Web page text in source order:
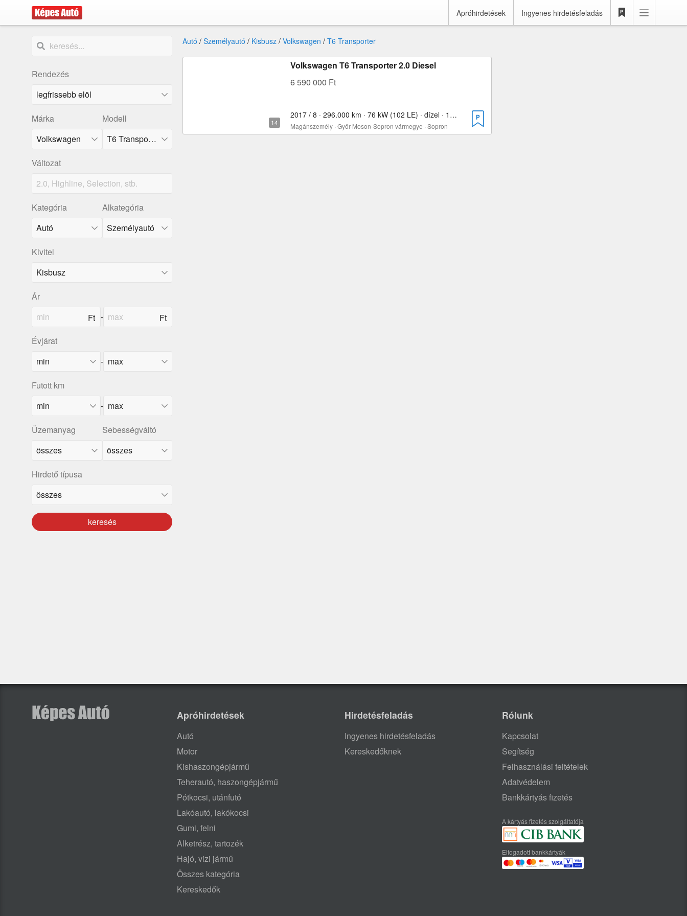
Apróhirdetések Ingyenes hirdetésfeladás
Rendezés
Márka
Volkswagen
Modell
T6 Transporter
Változat
Kategória Alkategória
Kivitel
Ár
-
Évjárat
-
Futott km
-
Üzemanyag Sebességváltó
Hirdető típusa
keresés
Autó / Személyautó / Kisbusz / Volkswagen / T6 Transporter
Volkswagen T6 Transporter 2.0 Diesel
6 590 000 Ft
2017 / 8 · 296.000 km · 76 kW (102 LE) · dízel · 1968 cm³
Magánszemély · Győr-Moson-Sopron vármegye · Sopron
Apróhirdetések
Autó
Motor
Kishaszongépjármű
Teherautó, haszongépjármű
Pótkocsi, utánfutó
Lakóautó, lakókocsi
Gumi, felni
Alketrész, tartozék
Hajó, vizi jármű
Összes kategória
Kereskedők
Hirdetésfeladás
Ingyenes hirdetésfeladás
Kereskedőknek
Rólunk
Kapcsolat
Segítség
Felhasználási feltételek
Adatvédelem
Bankkártyás fizetés
A kártyás fizetés szolgáltatója
Elfogadott bankkártyák